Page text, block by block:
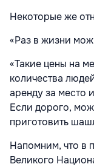
Некоторые же
«Раз в жизни
«Такие цены на
количества
аренду за место
Если дорого,
приготовить
Напомним, что в
Великого